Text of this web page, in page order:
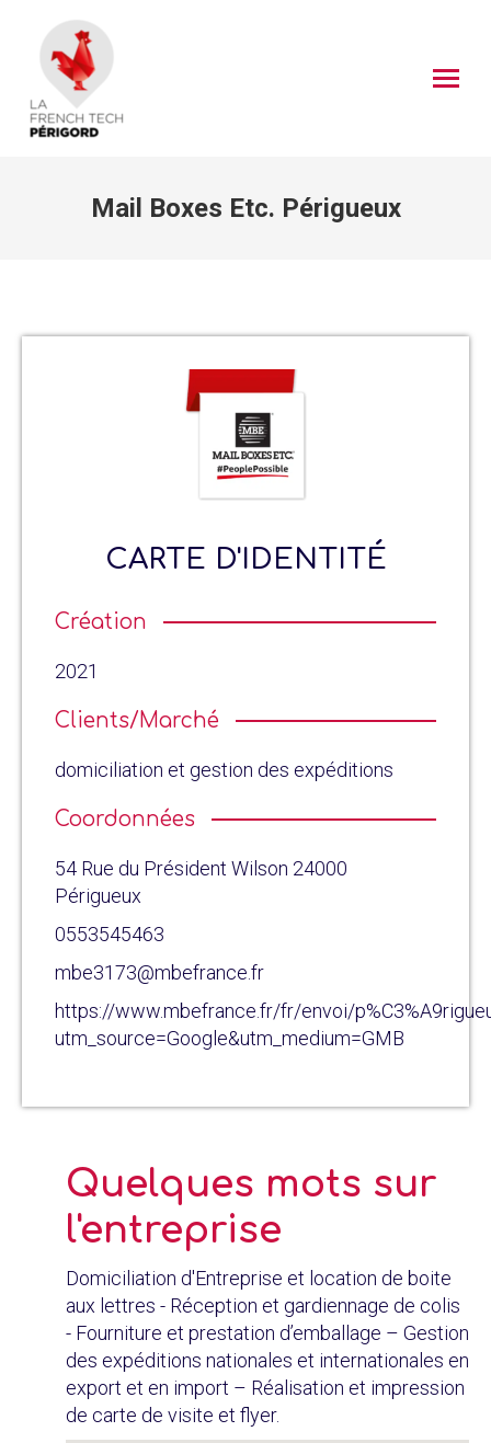
Mail Boxes Etc. Périgueux
CARTE D'IDENTITÉ
Création
2021
Clients/Marché
domiciliation et gestion des expéditions
Coordonnées
54 Rue du Président Wilson 24000
Périgueux
0553545463
mbe3173@mbefrance.fr
https://www.mbefrance.fr/fr/envoi/
utm_source=Google&utm_medium=GMB
Quelques mots sur
l'entreprise
Domiciliation d'Entreprise et location de boite
aux lettres - Réception et gardiennage de colis
- Fourniture et prestation d’emballage – Gestion
des expéditions nationales et internationales en
export et en import – Réalisation et impression
de carte de visite et flyer.